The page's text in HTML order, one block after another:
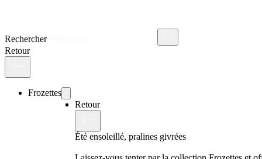
Rechercher
Retour
Frozettes
Retour
Été ensoleillé, pralines givrées